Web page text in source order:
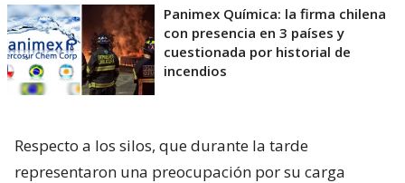
Panimex Química: la firma chilena
con presencia en 3 países y
cuestionada por historial de
incendios
Respecto a los silos, que durante la tarde
representaron una preocupación por su carga